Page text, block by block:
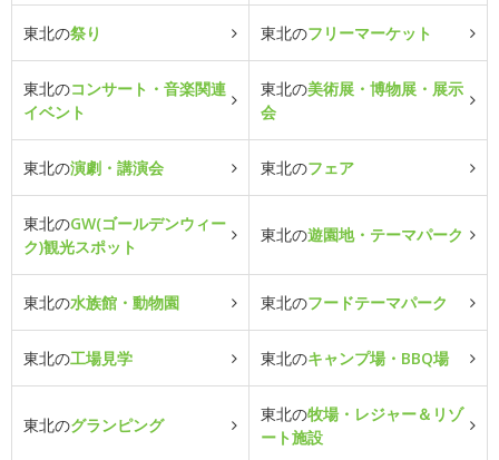
東北の祭り 東北のフリーマーケット
東北のコンサート・音楽関連
イベント
東北の美術展・博物展・展示
会
東北の演劇・講演会 東北のフェア
東北のGW(ゴールデンウィー
ク)観光スポット
東北の遊園地・テーマパーク
東北の水族館・動物園 東北のフードテーマパーク
東北の工場見学 東北のキャンプ場・BBQ場
東北のグランピング
東北の牧場・レジャー＆リゾ
ート施設